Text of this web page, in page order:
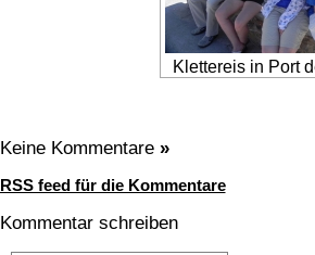
Klettereis in Port
Keine Kommentare »
RSS feed für die Kommentare
Kommentar schreiben